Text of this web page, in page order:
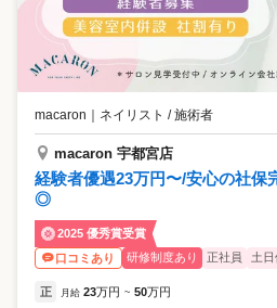
macaron ｜ ネイリスト / 施術者
macaron 宇都宮店
経験者優遇23万円〜/安心の社保
◎
2025 優秀賞受賞
口コミあり
研修制度あり 正社員 土
正 月給 23万円 ~ 50万円